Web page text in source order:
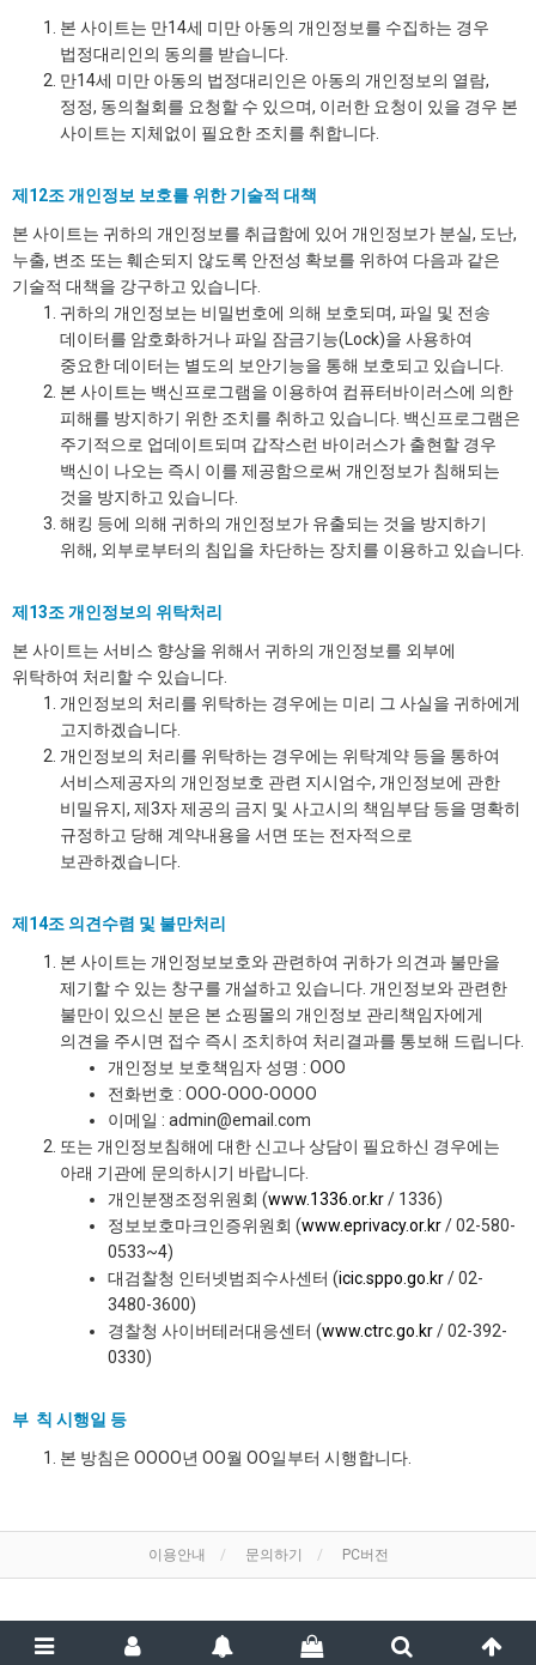
본 사이트는 만14세 미만 아동의 개인정보를 수집하는 경우
법정대리인의 동의를 받습니다.
만14세 미만 아동의 법정대리인은 아동의 개인정보의 열람,
정정, 동의철회를 요청할 수 있으며, 이러한 요청이 있을 경우 본
사이트는 지체없이 필요한 조치를 취합니다.
제12조 개인정보 보호를 위한 기술적 대책
본 사이트는 귀하의 개인정보를 취급함에 있어 개인정보가 분실, 도난,
누출, 변조 또는 훼손되지 않도록 안전성 확보를 위하여 다음과 같은
기술적 대책을 강구하고 있습니다.
귀하의 개인정보는 비밀번호에 의해 보호되며, 파일 및 전송
데이터를 암호화하거나 파일 잠금기능(Lock)을 사용하여
중요한 데이터는 별도의 보안기능을 통해 보호되고 있습니다.
본 사이트는 백신프로그램을 이용하여 컴퓨터바이러스에 의한
피해를 방지하기 위한 조치를 취하고 있습니다. 백신프로그램은
주기적으로 업데이트되며 갑작스런 바이러스가 출현할 경우
백신이 나오는 즉시 이를 제공함으로써 개인정보가 침해되는
것을 방지하고 있습니다.
해킹 등에 의해 귀하의 개인정보가 유출되는 것을 방지하기
위해, 외부로부터의 침입을 차단하는 장치를 이용하고 있습니다.
제13조 개인정보의 위탁처리
본 사이트는 서비스 향상을 위해서 귀하의 개인정보를 외부에
위탁하여 처리할 수 있습니다.
개인정보의 처리를 위탁하는 경우에는 미리 그 사실을 귀하에게
고지하겠습니다.
개인정보의 처리를 위탁하는 경우에는 위탁계약 등을 통하여
서비스제공자의 개인정보호 관련 지시엄수, 개인정보에 관한
비밀유지, 제3자 제공의 금지 및 사고시의 책임부담 등을 명확히
규정하고 당해 계약내용을 서면 또는 전자적으로
보관하겠습니다.
제14조 의견수렴 및 불만처리
본 사이트는 개인정보보호와 관련하여 귀하가 의견과 불만을
제기할 수 있는 창구를 개설하고 있습니다. 개인정보와 관련한
불만이 있으신 분은 본 쇼핑몰의 개인정보 관리책임자에게
의견을 주시면 접수 즉시 조치하여 처리결과를 통보해 드립니다.
개인정보 보호책임자 성명 : OOO
전화번호 : OOO-OOO-OOOO
이메일 : admin@email.com
또는 개인정보침해에 대한 신고나 상담이 필요하신 경우에는
아래 기관에 문의하시기 바랍니다.
개인분쟁조정위원회 (www.1336.or.kr/ 1336)
정보보호마크인증위원회 (www.eprivacy.or.kr/ 02-580-
0533~4)
대검찰청 인터넷범죄수사센터 (icic.sppo.go.kr/ 02-
3480-3600)
경찰청 사이버테러대응센터 (www.ctrc.go.kr/ 02-392-
0330)
부 칙 시행일 등
본 방침은 OOOO년 OO월 OO일부터 시행합니다.
이용안내 문의하기 PC버전